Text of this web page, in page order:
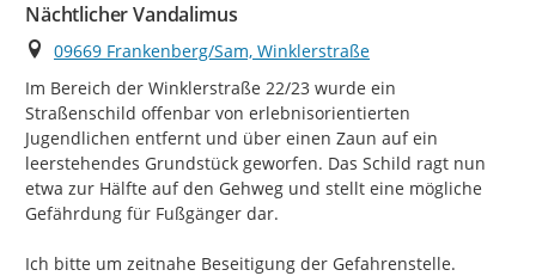
Nächtlicher Vandalimus
Ort
09669 Frankenberg/Sam, Winklerstraße
Im Bereich der Winklerstraße 22/23 wurde ein
Straßenschild offenbar von erlebnisorientierten
Jugendlichen entfernt und über einen Zaun auf ein
leerstehendes Grundstück geworfen. Das Schild ragt nun
etwa zur Hälfte auf den Gehweg und stellt eine mögliche
Gefährdung für Fußgänger dar.
Ich bitte um zeitnahe Beseitigung der Gefahrenstelle.